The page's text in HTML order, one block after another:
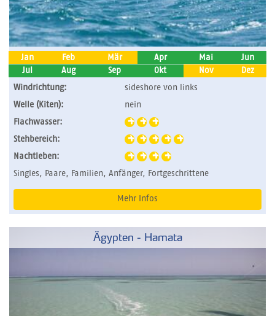
Jan Feb Mär Apr Mai
Jun
Jul
Aug Sep Okt Nov
Dez
Windrichtung:
sideshore von links
Welle (Kiten):
nein
Flachwasser:
Stehbereich:
Nachtleben:
Singles, Paare, Familien, Anfänger, Fortgeschrittene
Mehr Infos
Ägypten - Hamata